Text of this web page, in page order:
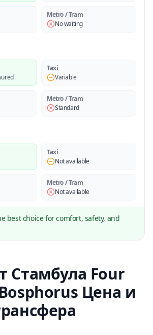
Metro / Tram
No waiting
Taxi
Variable
Metro / Tram
Standard
Taxi
Not available
Metro / Tram
Not available
best choice for comfort, safety, and
Стамбула Four
Цена и